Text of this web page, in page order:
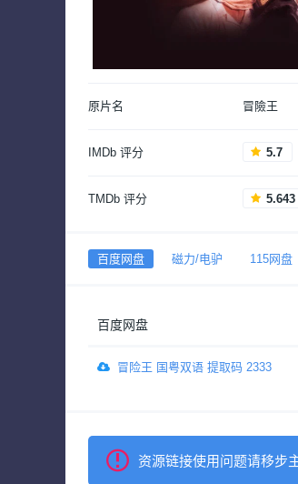
原片名 冒險王
IMDb 评分 5.7
TMDb 评分 5.643
百度网盘 磁力/电驴 115网盘
百度网盘
冒险王 国粤双语 提取码 2333
资源链接使用问题请移步